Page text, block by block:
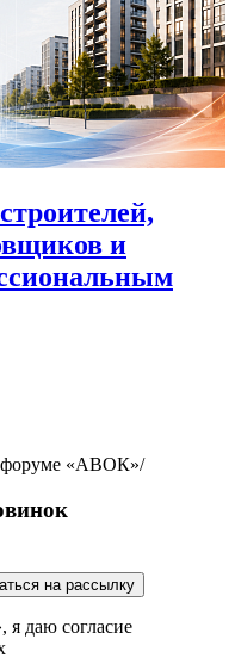
и
«АВОК»/
на рассылку
я даю согласие